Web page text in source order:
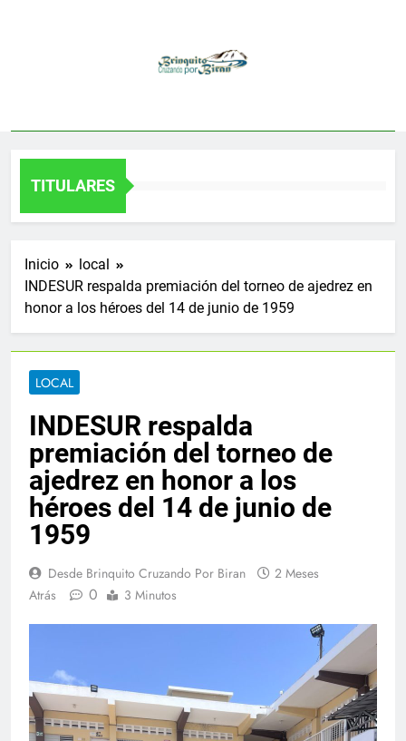
TITULARES
Inicio
local
INDESUR respalda premiación del torneo de ajedrez en
honor a los héroes del 14 de junio de 1959
LOCAL
INDESUR respalda
premiación del torneo de
ajedrez en honor a los
héroes del 14 de junio de
1959
Desde Brinquito Cruzando Por Biran
2 Meses
Atrás
0 3 Minutos